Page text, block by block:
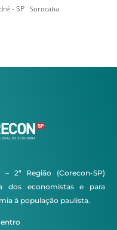
- SP
Sorocaba
2ª Região (Corecon-SP)
dos economistas e para
à população paulista.